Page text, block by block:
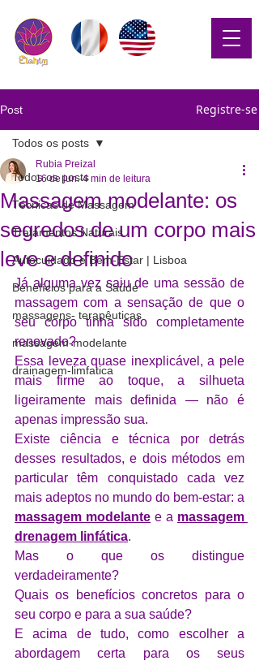
Post Registre-se
Todos os posts
Técnicas de Massagem
Tratamentos Naturais
Autocuidado e Bem-Estar | Lisboa
Benefícios para a Saúde
massagens- terapêuticas
massagem-modelante
drainagem-limfatica
Todos os posts
Massagem modelante: os
segredos de um corpo mais
leve e definido
Rubia Preizal
16 de jun. 4 min de leitura
Já alguma vez saiu de uma sessão de
massagem com a sensação de que o
seu corpo tinha sido completamente
renovado?
Essa leveza quase inexplicável, a pele
mais firme ao toque, a silhueta
ligeiramente mais definida — não é
apenas impressão sua.
Existe ciência e técnica por detrás
desses resultados, e dois métodos em
particular têm conquistado cada vez
massagem modelante e a massagem
drenagem linfática.
Mas o que os distingue
verdadeiramente?
Quais os benefícios concretos para o
seu corpo e para a sua saúde?
E acima de tudo, como escolher a
abordagem certa para os seus